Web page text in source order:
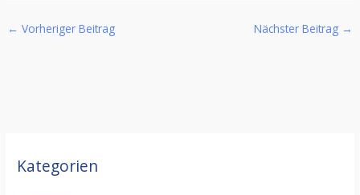
← Vorheriger Beitrag Nächster Beitrag →
Kategorien